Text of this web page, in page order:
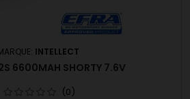
INTELLECT
6600MAH SHORTY 7.6V
(0)